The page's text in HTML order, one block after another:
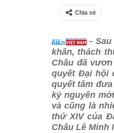
Chia sẻ
-
khăn, thách
Châu đã
quyết Đại hội
quyết tâm
kỷ nguyên
và cũng là
thứ XIV của
Châu Lê Minh